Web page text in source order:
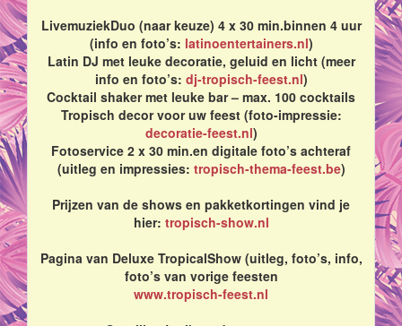
LivemuziekDuo (naar keuze) 4 x 30 min.binnen 4 uur
(info en foto’s: latinoentertainers.nl)
Latin DJ met leuke decoratie, geluid en licht (meer
info en foto’s: dj-tropisch-feest.nl)
Cocktail shaker met leuke bar – max. 100 cocktails
Tropisch decor voor uw feest (foto-impressie:
decoratie-feest.nl)
Fotoservice 2 x 30 min.en digitale foto’s achteraf
(uitleg en impressies: tropisch-thema-feest.be)
Prijzen van de shows en pakketkortingen vind je
hier: tropisch-show.nl
Pagina van Deluxe TropicalShow (uitleg, foto’s, info,
foto’s van vorige feesten
www.tropisch-feest.nl